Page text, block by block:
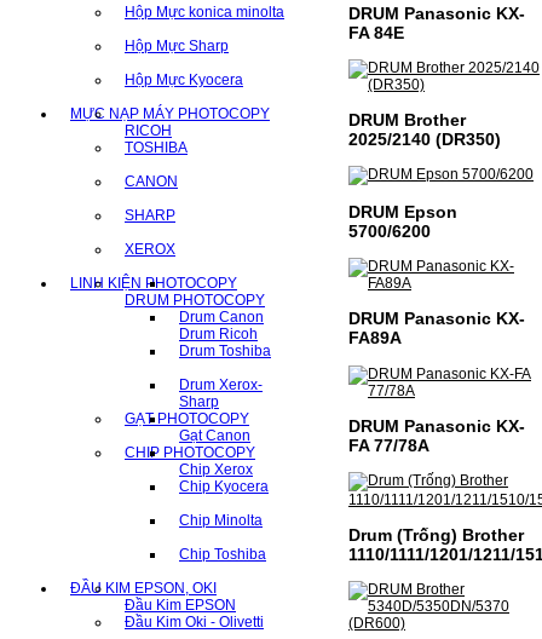
Hộp Mực konica minolta
Hộp Mực Sharp
Hộp Mực Kyocera
MỰC NẠP MÁY PHOTOCOPY
RICOH
TOSHIBA
CANON
SHARP
XEROX
LINH KIỆN PHOTOCOPY
DRUM PHOTOCOPY
Drum Canon
Drum Ricoh
Drum Toshiba
Drum Xerox-
Sharp
GẠT PHOTOCOPY
Gạt Canon
CHIP PHOTOCOPY
Chip Xerox
Chip Kyocera
Chip Minolta
Chip Toshiba
ĐẦU KIM EPSON, OKI
Đầu Kim EPSON
Đầu Kim Oki - Olivetti
DRUM Panasonic KX-
FA 84E
DRUM Brother
2025/2140 (DR350)
DRUM Epson
5700/6200
DRUM Panasonic KX-
FA89A
DRUM Panasonic KX-
FA 77/78A
Drum (Trống) Brother
1110/1111/1201/1211/